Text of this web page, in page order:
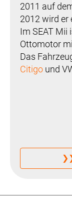
2011 auf
2012 wird er
Im SEAT Mii
Ottomotor
Das
Citigo und